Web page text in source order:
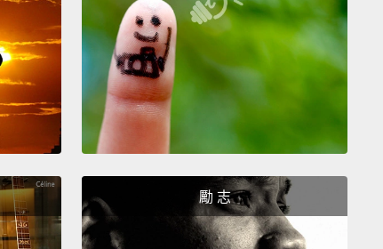
!它在...燃燒!我的眼睛... 在我的眼睛裡。
my dinner!
晚餐!
really important. I better take this. Excuse me.
勵 志